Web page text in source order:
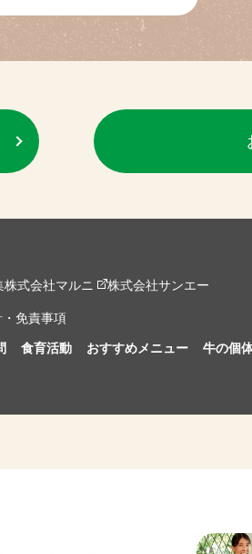
株式会社マルニ 株式会社サンエー
免責事項
食育活動 おすすめメニュー 牛の個